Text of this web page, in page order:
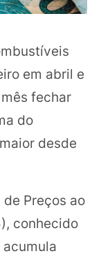
em abril e
fechar
do
desde
de Preços ao
conhecido